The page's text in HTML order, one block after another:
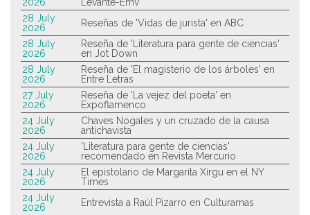
28 July
2026
Reseñas de 'Vidas de jurista' en ABC
28 July
2026
Reseña de 'Literatura para gente de ciencias'
en Jot Down
28 July
2026
Reseña de 'El magisterio de los árboles' en
Entre Letras
27 July
2026
Reseña de 'La vejez del poeta' en
Expoflamenco
24 July
2026
Chaves Nogales y un cruzado de la causa
antichavista
24 July
2026
'Literatura para gente de ciencias'
recomendado en Revista Mercurio
24 July
2026
El epistolario de Margarita Xirgu en el NY
Times
24 July
2026
Entrevista a Raúl Pizarro en Culturamas